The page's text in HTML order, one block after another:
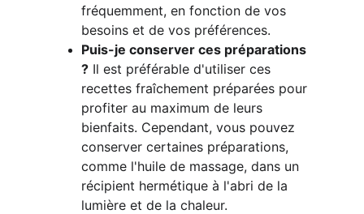
fréquemment, en fonction de vos
besoins et de vos préférences.
Puis-je conserver ces préparations
? Il est préférable d'utiliser ces
recettes fraîchement préparées pour
profiter au maximum de leurs
bienfaits. Cependant, vous pouvez
conserver certaines préparations,
comme l'huile de massage, dans un
récipient hermétique à l'abri de la
lumière et de la chaleur.